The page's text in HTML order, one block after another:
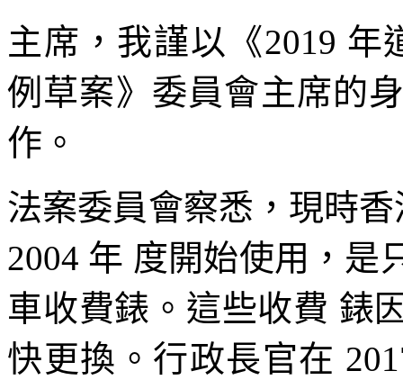
主席，我謹以《2019
例草案》委員會主席的
作。
法案委員會察悉，現時
2004 年 度開始使用，是
車收費錶。這些收費 錶
快更換。行政長官在